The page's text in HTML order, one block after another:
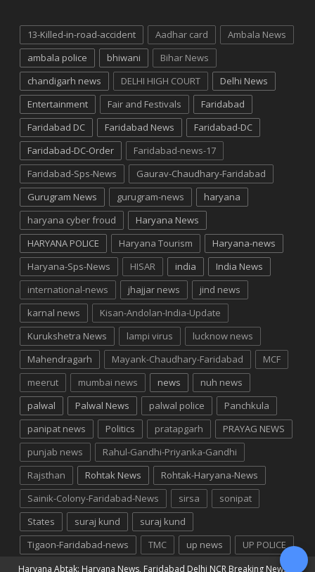
13-Killed-in-road-accident Aadhar card
Ambala News
ambala police
bhiwani
Bihar News
chandigarh news
DELHI HIGH COURT
Delhi News
Entertainment
Fair and Festivals
Faridabad
Faridabad DC
Faridabad News
Faridabad-DC
Faridabad-DC-Order
Faridabad-news-17
Faridabad-Sps-News
Gaurav-Chaudhary-Faridabad
Gurugram News
gurugram-news
haryana
haryana cyber froud
Haryana News
HARYANA POLICE
Haryana Tourism
Haryana-news
Haryana-Sps-News
HISAR india
India News
international-news
jhajjar news
jind news
karnal news
Kisan-Andolan-India-Update
Kurukshetra News
lampi virus
lucknow news
Mahendragarh
Mayank-Chaudhary-Faridabad
MCF
meerut
mumbai news news
nuh news
palwal
Palwal News palwal police
Panchkula
panipat news
Politics pratapgarh
PRAYAG NEWS
punjab news
Rahul-Gandhi-Priyanka-Gandhi
Rajsthan
Rohtak News
Rohtak-Haryana-News
Sainik-Colony-Faridabad-News
sirsa
sonipat
States
suraj kund
suraj kund
Tigaon-Faridabad-news
TMC up news UP POLICE
Haryana Abtak: Haryana News, Faridabad Delhi NCR Breaking News